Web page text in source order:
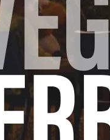
mooi goudbruin en